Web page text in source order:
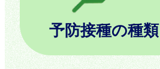
予防接種の種類